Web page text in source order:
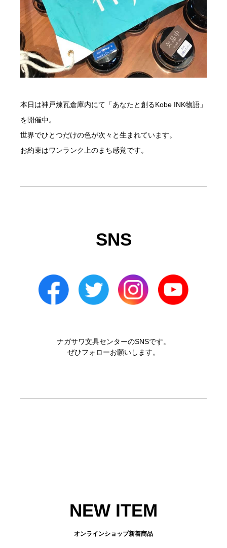
本日は神戸煉瓦倉庫内にて「あなたと創るKobe INK物語」
を開催中。
世界でひとつだけの色が次々と生まれています。
お約束はワンランク上のまち感覚です。
SNS
ナガサワ文具センターのSNSです。
ぜひフォローお願いします。
NEW ITEM
オンラインショップ新着商品